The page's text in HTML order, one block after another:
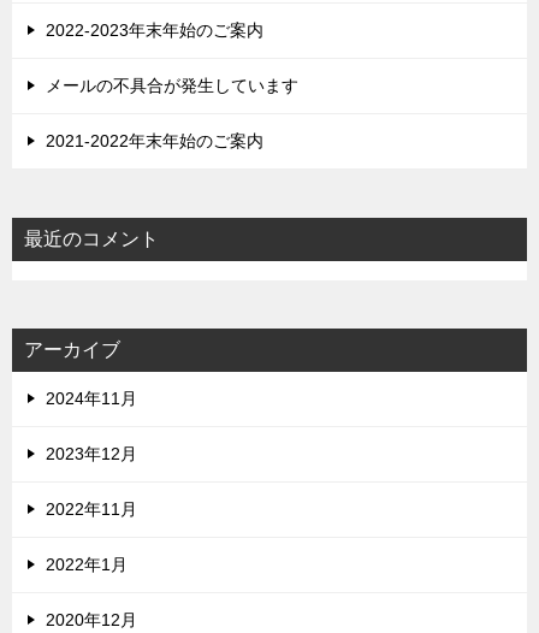
2022-2023年末年始のご案内
メールの不具合が発生しています
2021-2022年末年始のご案内
最近のコメント
アーカイブ
2024年11月
2023年12月
2022年11月
2022年1月
2020年12月